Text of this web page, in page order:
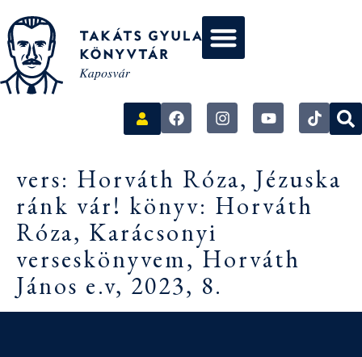
vers: Horváth Róza, Jézuska
ránk vár! könyv: Horváth
Róza, Karácsonyi
verseskönyvem, Horváth
János e.v, 2023, 8.